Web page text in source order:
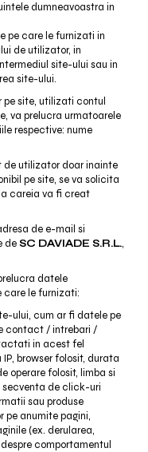
dumneavoastra in
pe care le furnizati in
de utilizator, in
site-ului sau in
site-ului.
site, utilizati contul
va prelucra urmatoarele
respective: nume
de utilizator doar inainte
pe site, se va solicita
careia va fi creat
de e-mail si
deSC DAVIADE S.R.L.,
datele
care le furnizati:
ului, cum ar fi datele pe
contact / intrebari /
in acest fel
browser folosit, durata
operare folosit, limba si
secventa de click-uri
sau produse
anumite pagini,
(ex. derularea,
comportamentul